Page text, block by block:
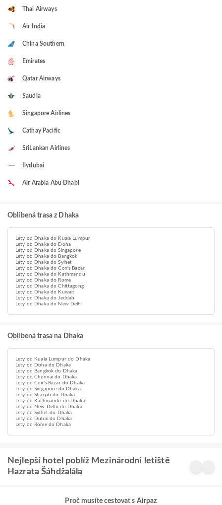
Thai Airways
Air India
China Southern
Emirates
Qatar Airways
Saudia
Singapore Airlines
Cathay Pacific
SriLankan Airlines
flydubai
Air Arabia Abu Dhabi
Oblíbená trasa z Dhaka
Lety od Dhaka do Kuala Lumpur
Lety od Dhaka do Doha
Lety od Dhaka do Singapore
Lety od Dhaka do Bangkok
Lety od Dhaka do Sylhet
Lety od Dhaka do Cox's Bazar
Lety od Dhaka do Kathmandu
Lety od Dhaka do Rome
Lety od Dhaka do Chittagong
Lety od Dhaka do Kuwait
Lety od Dhaka do Jeddah
Lety od Dhaka do New Delhi
Oblíbená trasa na Dhaka
Lety od Kuala Lumpur do Dhaka
Lety od Doha do Dhaka
Lety od Bangkok do Dhaka
Lety od Chennai do Dhaka
Lety od Cox's Bazar do Dhaka
Lety od Singapore do Dhaka
Lety od Sharjah do Dhaka
Lety od Kathmandu do Dhaka
Lety od New Delhi do Dhaka
Lety od Sylhet do Dhaka
Lety od Dubai do Dhaka
Lety od Rome do Dhaka
Nejlepší hotel poblíž Mezinárodní letiště
Hazrata Šáhdžalála
Proč musíte cestovat s Airpaz